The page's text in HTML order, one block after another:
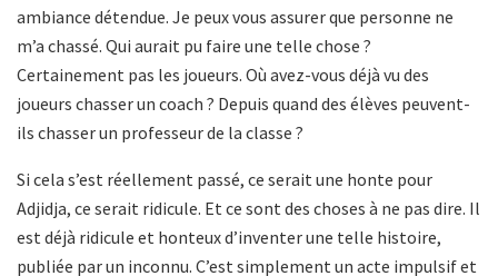
ambiance détendue. Je peux vous assurer que personne ne
m’a chassé. Qui aurait pu faire une telle chose ?
Certainement pas les joueurs. Où avez-vous déjà vu des
joueurs chasser un coach ? Depuis quand des élèves peuvent-
ils chasser un professeur de la classe ?
Si cela s’est réellement passé, ce serait une honte pour
Adjidja, ce serait ridicule. Et ce sont des choses à ne pas dire. Il
est déjà ridicule et honteux d’inventer une telle histoire,
publiée par un inconnu. C’est simplement un acte impulsif et